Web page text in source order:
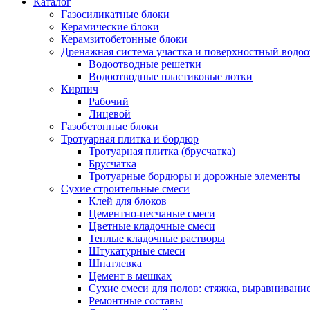
Газосиликатные блоки
Керамические блоки
Керамзитобетонные блоки
Дренажная система участка и поверхностный
Водоотводные решетки
Водоотводные пластиковые лотки
Кирпич
Рабочий
Лицевой
Газобетонные блоки
Тротуарная плитка и бордюр
Тротуарная плитка (брусчатка)
Брусчатка
Тротуарные бордюры и дорожные элементы
Сухие строительные смеси
Клей для блоков
Цементно-песчаные смеси
Цветные кладочные смеси
Теплые кладочные растворы
Штукатурные смеси
Шпатлевка
Цемент в мешках
Сухие смеси для полов: стяжка,
Ремонтные составы